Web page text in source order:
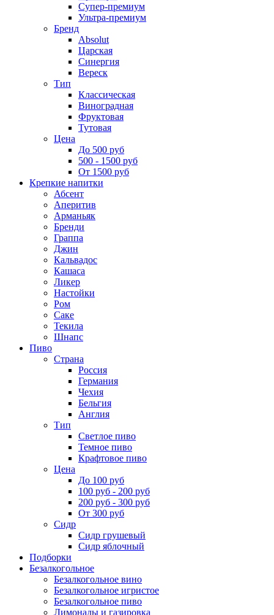
Супер-премиум
Ультра-премиум
Бренд
Absolut
Царская
Синергия
Вереск
Тип
Классическая
Виноградная
Фруктовая
Тутовая
Цена
До 500 руб
500 - 1500 руб
От 1500 руб
Крепкие напитки
Абсент
Аперитив
Арманьяк
Бренди
Граппа
Джин
Кальвадос
Кашаса
Ликер
Настойки
Ром
Саке
Текила
Шнапс
Пиво
Страна
Россия
Германия
Чехия
Бельгия
Англия
Тип
Светлое пиво
Темное пиво
Крафтовое пиво
Цена
До 100 руб
100 руб - 200 руб
200 руб - 300 руб
От 300 руб
Сидр
Сидр грушевый
Сидр яблочный
Подборки
Безалкогольное
Безалкогольное вино
Безалкогольное игристое
Безалкогольное пиво
Лимонады и газировка